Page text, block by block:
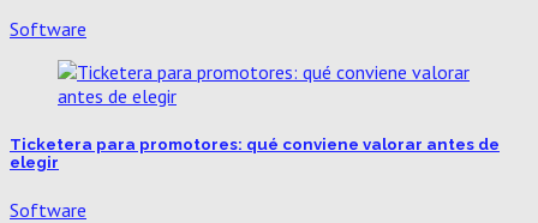
Software
Ticketera para promotores: qué conviene valorar antes de
elegir
Software